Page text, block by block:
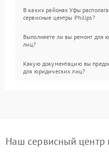
В каких районах Уфы
сервисные центры Philips?
Выполняете ли вы ремонт для
лиц?
Какую документацию вы
для юридических лиц?
Наш сервисный центр